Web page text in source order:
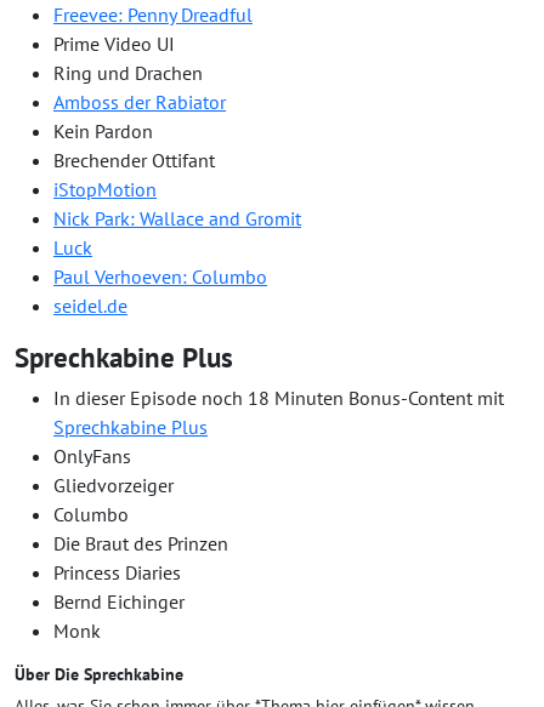
Freevee: Penny Dreadful
Prime Video UI
Ring und Drachen
Amboss der Rabiator
Kein Pardon
Brechender Ottifant
iStopMotion
Nick Park: Wallace and Gromit
Luck
Paul Verhoeven: Columbo
seidel.de
Sprechkabine Plus
In dieser Episode noch 18 Minuten Bonus-Content mit
Sprechkabine Plus
OnlyFans
Gliedvorzeiger
Columbo
Die Braut des Prinzen
Princess Diaries
Bernd Eichinger
Monk
Über Die Sprechkabine